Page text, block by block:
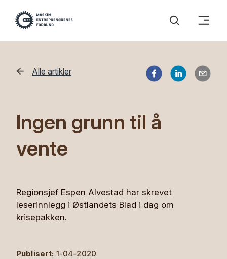
Alle artikler
Ingen grunn til å
vente
Regionsjef Espen Alvestad har skrevet
leserinnlegg i Østlandets Blad i dag om
krisepakken.
Publisert: 1-04-2020